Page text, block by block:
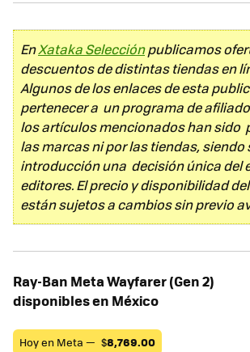
EnXataka Selecciónpublicamos
descuentos de distintas tiendas en
Algunos de los enlaces de esta
pertenecer a un programa de
los artículos mencionados han sido
las marcas ni por las tiendas, siendo
introducción una decisión única del
editores. El precio y disponibilidad
están sujetos a cambios sin previo
Ray-Ban Meta Wayfarer (Gen 2)
disponibles en México
Hoy en Meta — $8,769.00